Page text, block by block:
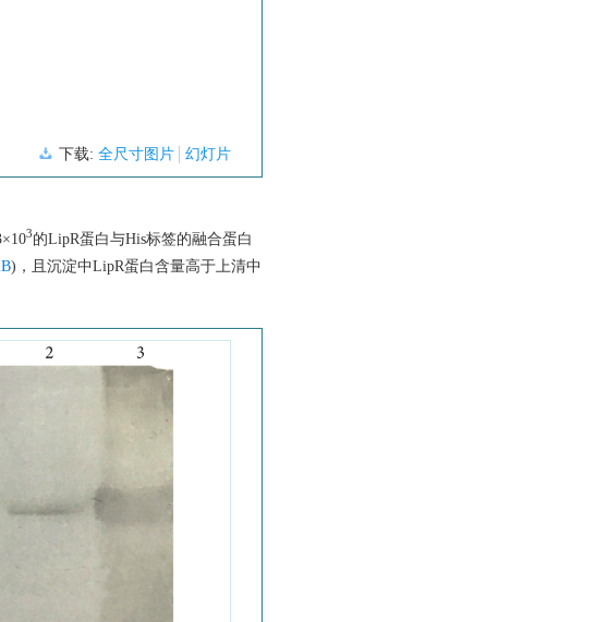
下载: 全尺寸图片 幻灯片
3的LipR蛋白与His标签的融合蛋白
)，且沉淀中LipR蛋白含量高于上清中